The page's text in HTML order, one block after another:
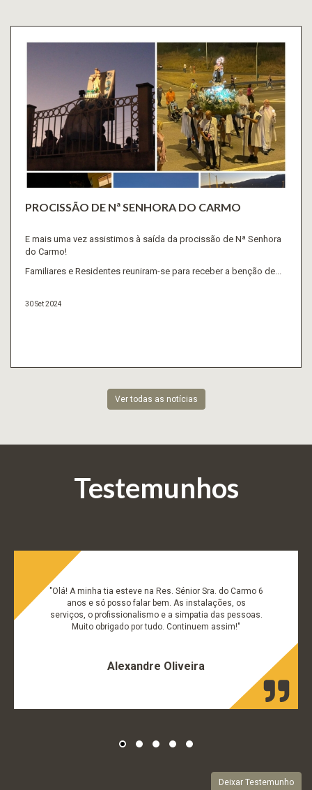
PROCISSÃO DE Nª SENHORA DO CARMO
E mais uma vez assistimos à saída da procissão de Nª Senhora
do Carmo!
Familiares e Residentes reuniram-se para receber a benção de...
30 Set 2024
Ver todas as notícias
Testemunhos
"Olá! A minha tia esteve na Res. Sénior Sra. do Carmo 6
anos e só posso falar bem. As instalações, os
serviços, o profissionalismo e a simpatia das pessoas.
Muito obrigado por tudo. Continuem assim!"
Alexandre Oliveira
Deixar Testemunho